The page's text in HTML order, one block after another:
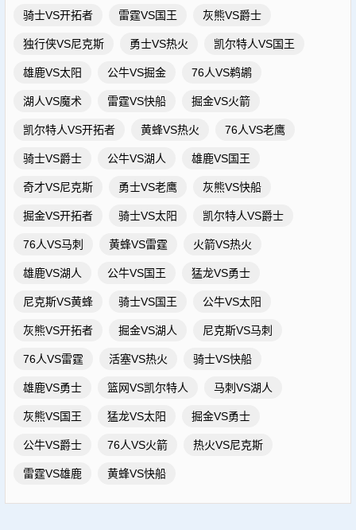
骑士VS开拓者 雷霆VS国王 灰熊VS爵士
独行侠VS尼克斯 勇士VS热火 凯尔特人VS国王
雄鹿VS太阳 公牛VS掘金 76人VS鹈鹕
湖人VS魔术 雷霆VS快船 掘金VS火箭
凯尔特人VS开拓者 黄蜂VS热火 76人VS老鹰
骑士VS爵士 公牛VS湖人 雄鹿VS国王
奇才VS尼克斯 勇士VS老鹰 灰熊VS快船
掘金VS开拓者 骑士VS太阳 凯尔特人VS爵士
76人VS马刺 黄蜂VS雷霆 火箭VS热火
雄鹿VS湖人 公牛VS国王 猛龙VS勇士
尼克斯VS黄蜂 骑士VS国王 公牛VS太阳
灰熊VS开拓者 掘金VS湖人 尼克斯VS马刺
76人VS雷霆 活塞VS热火 骑士VS快船
雄鹿VS勇士 篮网VS凯尔特人 马刺VS湖人
灰熊VS国王 猛龙VS太阳 掘金VS勇士
公牛VS爵士 76人VS火箭 热火VS尼克斯
雷霆VS雄鹿 黄蜂VS快船